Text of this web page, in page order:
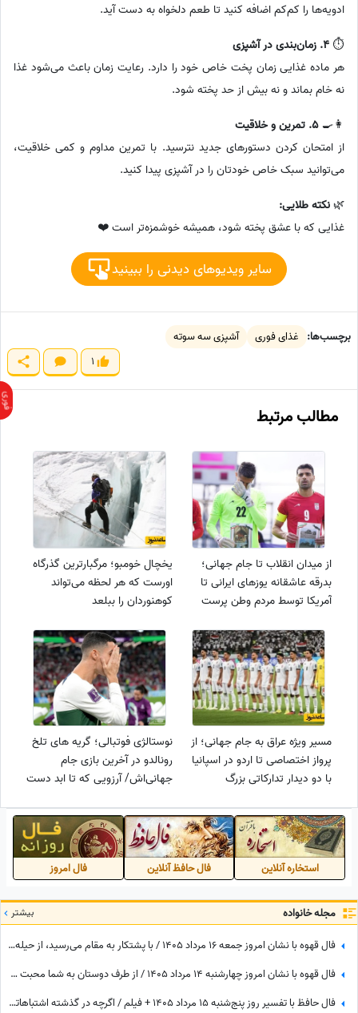
ادویه‌ها را کم‌کم اضافه کنید تا طعم دلخواه به دست آید.
⏱️ 4. زمان‌بندی در آشپزی
هر ماده غذایی زمان پخت خاص خود را دارد. رعایت زمان باعث می‌شود غذا
نه خام بماند و نه بیش از حد پخته شود.
👩‍🍳5. تمرین و خلاقیت
از امتحان کردن دستورهای جدید نترسید. با تمرین مداوم و کمی خلاقیت،
می‌توانید سبک خاص خودتان را در آشپزی پیدا کنید.
🌿نکته طلایی:
غذایی که با عشق پخته شود، همیشه خوشمزه‌تر است ❤️
سایر ویدیوهای دیدنی را ببینید
برچسب‌ها: غذای فوری
آشپزی سه سوته
1
مطالب مرتبط
از میدان انقلاب تا جام جهانی؛
بدرقه عاشقانه یوزهای ایرانی تا
آمریکا توسط مردم وطن پرست
یخچال خومبو؛ مرگبارترین گذرگاه
اورست که هر لحظه می‌تواند
کوهنوردان را ببلعد
مسیر ویژه عراق به جام جهانی؛ از
پرواز اختصاصی تا اردو در اسپانیا
با دو دیدار تدارکاتی بزرگ
نوستالژی فوتبالی؛ گریه های تلخ
رونالدو در آخرین بازی جام
جهانی‌اش/ آرزویی که تا ابد دست
استخاره آنلاین فال حافظ آنلاین فال امروز
مجله خانواده بیشتر
فال قهوه با نشان امروز جمعه 16 مرداد 1405 / با پشتکار به مقام می‌رسید، از حیله دوستان خود را پنهان کنید
فال قهوه با نشان امروز چهارشنبه 14 مرداد 1405 / از طرف دوستان به شما محبت می‌شود و هدیه گرانبهایی دریافت خواهید کرد
فال حافظ با تفسیر روز پنج‌شنبه 15 مرداد 1405 + فیلم / اگرچه در گذشته اشتباهاتی انجام داده اید اما به زودی دوران غم و اندوه تمام می شود